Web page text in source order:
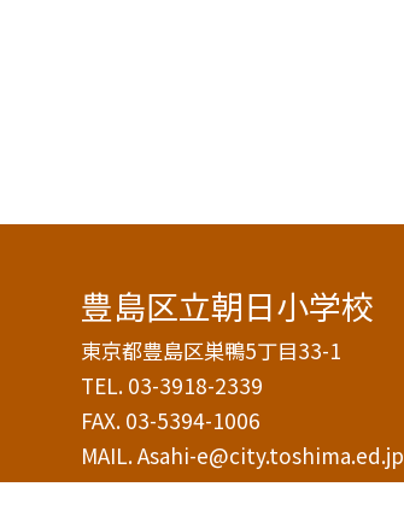
豊島区立朝日小学校
東京都豊島区巣鴨5丁目33-1
TEL. 03-3918-2339
FAX. 03-5394-1006
MAIL. Asahi-e@city.toshima.ed.jp